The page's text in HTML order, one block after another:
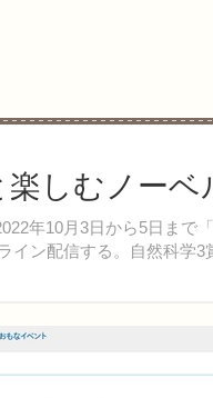
楽しむノー
年10月3日から5日まで
イン配信する。自然科学